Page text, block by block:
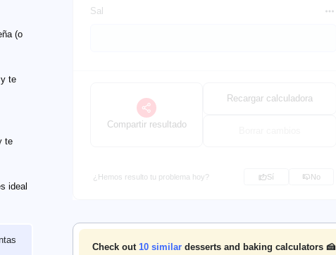
Sal
Compartir resultado
Recargar calculadora
¿Hemos resulto tu problema hoy? Sí No
Check out 10similar desserts and baking calculators 🍰
(o
te
te
ideal